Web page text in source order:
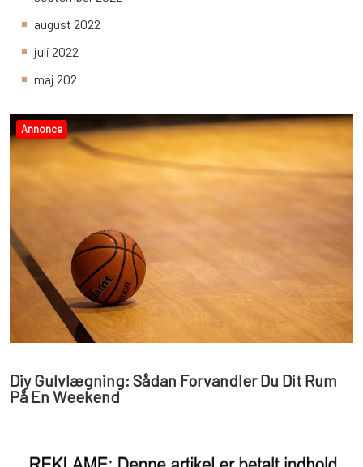
Annonce
Diy Gulvlægning: Sådan Forvandler Du Dit Rum
På En Weekend
august 2022
juli 2022
maj 202